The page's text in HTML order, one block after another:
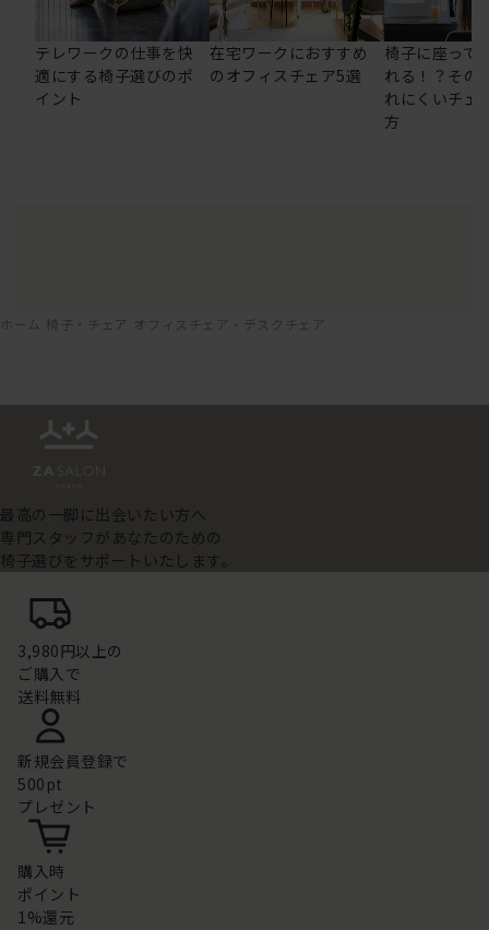
テレワークの仕事を快
適にする椅子選びのポ
イント
在宅ワークにおすすめ
のオフィスチェア5選
椅子に座って
れる！？その
れにくいチェ
方
ホーム 椅子・チェア オフィスチェア・デスクチェア
最高の一脚に出会いたい方へ
専門スタッフがあなたのための
椅子選びをサポートいたします。
3,980円以上の
ご購入で
送料無料
新規会員登録で
500pt
プレゼント
購入時
ポイント
1%還元